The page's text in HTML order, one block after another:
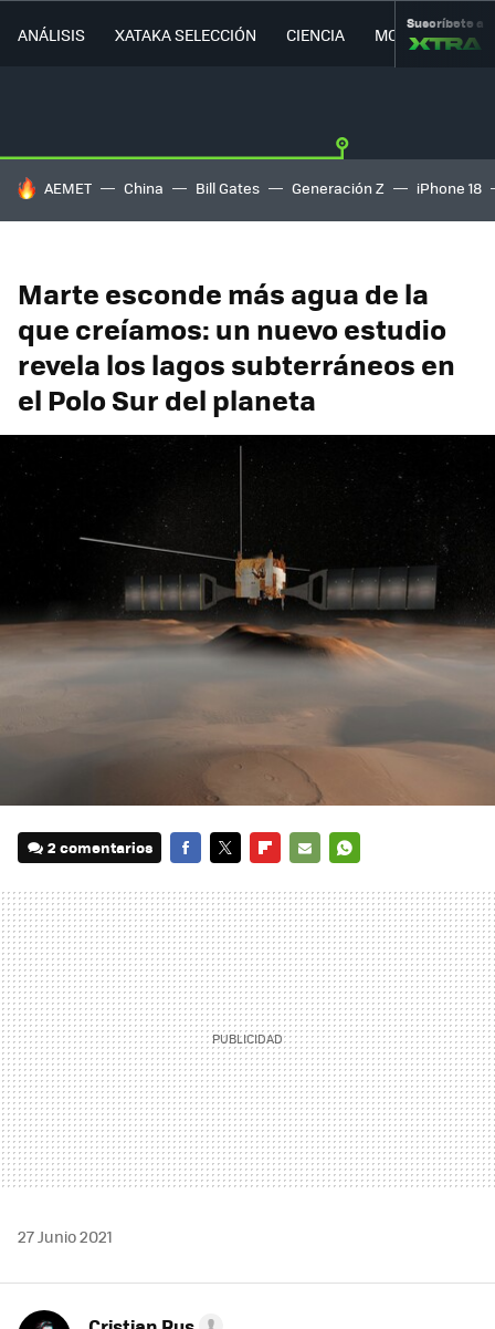
ANÁLISIS XATAKA SELECCIÓN CIENCIA MOVILIDAD
Suscríbete a
HOY SE HABLA DE
AEMET China Bill Gates Generación Z iPhone 18
Marte esconde más agua de la
que creíamos: un nuevo estudio
revela los lagos subterráneos en
el Polo Sur del planeta
2 comentarios
MAIL
27 Junio 2021